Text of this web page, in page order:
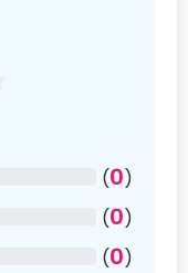
(0)
(0)
(0)